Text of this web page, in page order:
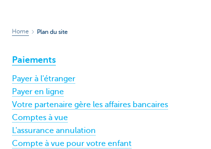
Home Plan du site
Paiements
Payer à l'étranger
Payer en ligne
Votre partenaire gère les affaires bancaires
Comptes à vue
L'assurance annulation
Compte à vue pour votre enfant